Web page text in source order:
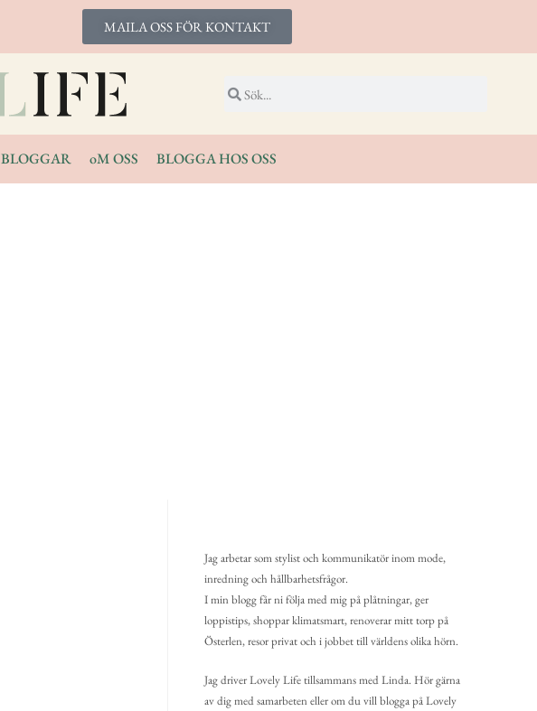
MAILA OSS FÖR KONTAKT
BLOGGAR oM OSS BLOGGA HOS OSS
Jag arbetar som stylist och kommunikatör inom mode,
inredning och hållbarhetsfrågor.
I min blogg får ni följa med mig på plåtningar, ger
loppistips, shoppar klimatsmart, renoverar mitt torp på
Österlen, resor privat och i jobbet till världens olika hörn.
Jag driver Lovely Life tillsammans med Linda. Hör gärna
av dig med samarbeten eller om du vill blogga på Lovely